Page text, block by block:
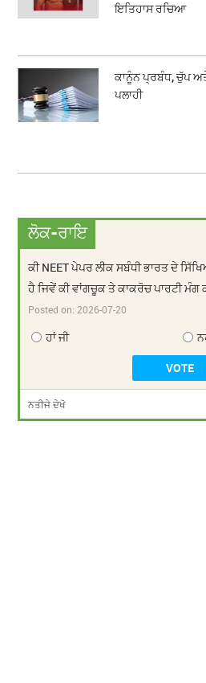
ਇਤਿਹਾਸ ਰਚਿਆ
ਕਾਨੂੰਨ ਪ੍ਰਬੰਧ, ਚੁੱਪ
ਪਲਾਹੀ
ਲੋਕ-ਰਾਇ
ਕੀ NEET ਪੇਪਰ ਲੀਕ ਸਬੰਧੀ ਭਾਰਤ ਦੇ
ਹੈ ਜਿਵੇਂ ਕੀ ਵਾਂਗਚੂਕ ਤੇ ਕਾਕਰੋਚ ਪਾਰਟੀ ਮੰਗ
Posted on:2026-07-20
ਹਾਂ ਜੀ
ਨਤੀਜੇ ਦੇਖੋ